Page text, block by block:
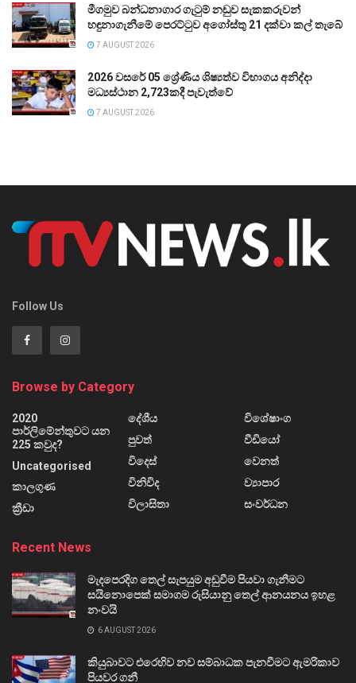
මීගමුව බන්ධනාගාර ගැටුම් නඩුව සැකකරුවන්
හඳුනාගැනීමේ පෙරට්ටුව අගෝස්තු 21 දක්වා කල් තැබේ
7 AUGUST 2026
2026 වසරේ 05 ශ්‍රේණිය ශිෂ්‍යත්ව විභාගය අනිද්දා
මධ්‍යස්ථාන 2,723කදී පැවැත්වේ
7 AUGUST 2026
Follow Us
Browse by Category
2020
පාර්ලිමේන්තුවට යන
225 කවුද?
Uncategorised
කාලගුණ
ක්‍රීඩා
දේශීය
පුවත්
විදෙස්
විනිවිද
විලාසිතා
විශේෂාංග
වීඩියෝ
වෙනත්
ව්‍යාපාර
සංවර්ධන
Recent News
මැදපෙරදිග තෙල් සැපයුම අඩුවීම පියවා ගැනීමට
සයිනොපෙක් සමාගම රුසියානු තෙල් ආනයනය ඉහළ
නංවයි
6 AUGUST 2026
කියුබාවට එරෙහිව නව සම්බාධක පැනවීමට ඇමරිකාව
පියවර ගනී